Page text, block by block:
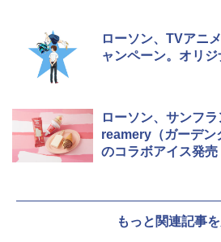
ローソン、TVアニ
ャンペーン。オリ
ローソン、サンフ
reamery（ガーデン
のコラボアイス発売
もっと関連記事